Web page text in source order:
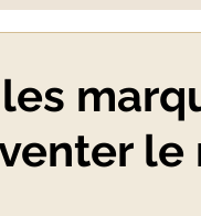
du Luxe